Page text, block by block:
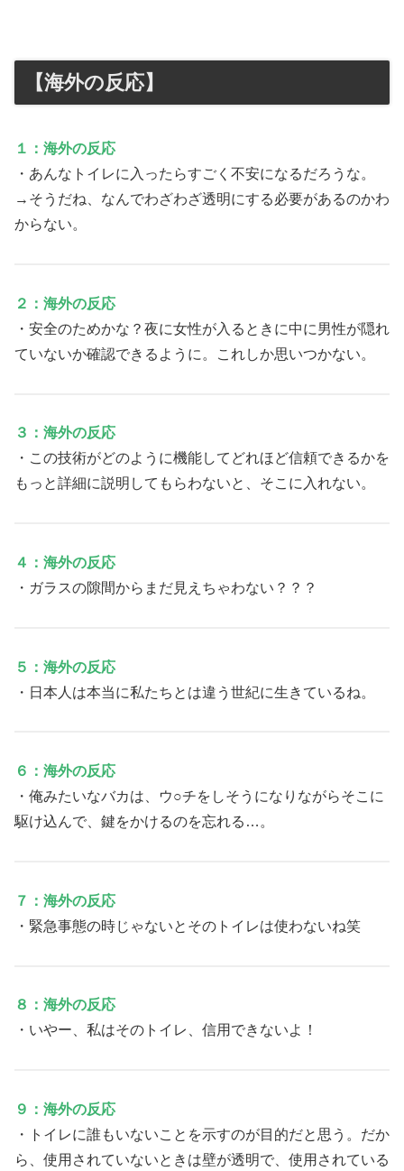
【海外の反応】
１：海外の反応
・あんなトイレに入ったらすごく不安になるだろうな。
→そうだね、なんでわざわざ透明にする必要があるのかわ
からない。
２：海外の反応
・安全のためかな？夜に女性が入るときに中に男性が隠れ
ていないか確認できるように。これしか思いつかない。
３：海外の反応
・この技術がどのように機能してどれほど信頼できるかを
もっと詳細に説明してもらわないと、そこに入れない。
４：海外の反応
・ガラスの隙間からまだ見えちゃわない？？？
５：海外の反応
・日本人は本当に私たちとは違う世紀に生きているね。
６：海外の反応
・俺みたいなバカは、ウ○チをしそうになりながらそこに
駆け込んで、鍵をかけるのを忘れる…。
７：海外の反応
・緊急事態の時じゃないとそのトイレは使わないね笑
８：海外の反応
・いやー、私はそのトイレ、信用できないよ！
９：海外の反応
・トイレに誰もいないことを示すのが目的だと思う。だか
ら、使用されていないときは壁が透明で、使用されている